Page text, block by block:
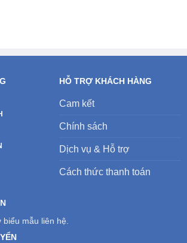
HỖ TRỢ KHÁCH HÀNG
Cam kết
Chính sách
Dịch vụ & Hỗ trợ
Cách thức thanh toán
biểu mẫu liên hệ.